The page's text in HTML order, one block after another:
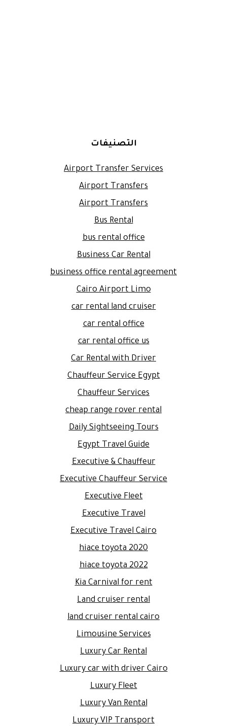
التصنيفات
Airport Transfer Services
Airport Transfers
Airport Transfers
Bus Rental
bus rental office
Business Car Rental
business office rental agreement
Cairo Airport Limo
car rental land cruiser
car rental office
car rental office us
Car Rental with Driver
Chauffeur Service Egypt
Chauffeur Services
cheap range rover rental
Daily Sightseeing Tours
Egypt Travel Guide
Executive & Chauffeur
Executive Chauffeur Service
Executive Fleet
Executive Travel
Executive Travel Cairo
hiace toyota 2020
hiace toyota 2022
Kia Carnival for rent
Land cruiser rental
land cruiser rental cairo
Limousine Services
Luxury Car Rental
Luxury car with driver Cairo
Luxury Fleet
Luxury Van Rental
Luxury VIP Transport